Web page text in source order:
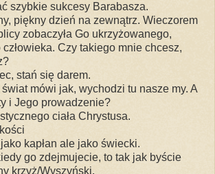
szybkie sukcesy Barabasza.
piękny dzień na zewnątrz. Wieczorem
zobaczyła Go ukrzyżowanego,
Czy takiego mnie chcesz,
stań się darem.
świat mówi jak, wychodzi tu nasze my. A
i Jego prowadzenie?
ciała Chrystusa.
kapłan ale jako świecki.
go zdejmujecie, to tak jak byście
krzyż/Wyszyński.